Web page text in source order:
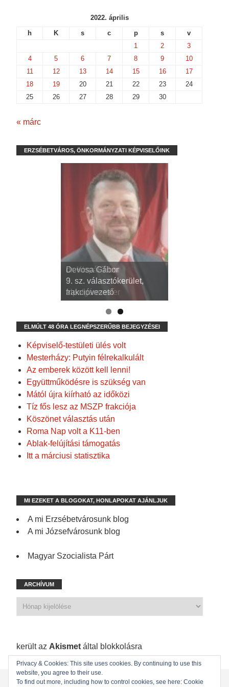
2022. április
h
K s c p s
v
1
2
3
4
5 6 7 8 9
10
11
12 13 14 15 16
17
18
19 20 21 22 23
24
25
26 27 28 29 30
« márc
ERZSÉBETVÁROS, ÖNKORMÁNYZATI KÉPVISELŐINK
dr. Kispál Tibor
3. sz. választókerület,
alpolgármester
Devosa Gábor
9. sz. választókerület,
frakcióvezető
ELMÚLT 48 ÓRA LEGNÉPSZERŰBB BEJEGYZÉSEI
Képviselő-testületi ülés volt
Mesterházy: Putyin félrekalkulált
Az emberek között kell lenni!
Együttműködésre is szükség van
Mától újra kiírható az időközi
Tíz fős lesz az MSZP frakciója
Köszönet választás után
Roma Nap volt a K11-ben
Ablak-felújítási támogatás
Itt a márciusi statisztika
MI EZEKET A BLOGOKAT, HONLAPOKAT AJÁNLJUK
A mi Erzsébetvárosunk blog
A mi Józsefvárosunk blog
Magyar Szocialista Párt
ARCHÍVUM
került az Akismet által blokkolásra
KEZDŐLAP ÖNKORMÁNYZATI KÉPVISELŐINK
Privacy & Cookies: This site uses cookies. By continuing to use this
website, you agree to their use.
To find out more, including how to control cookies, see here: Cookie